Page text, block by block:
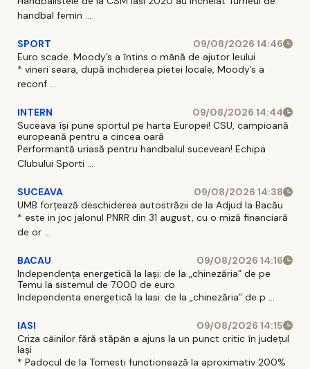
handbal femin ...
SPORT
09/08/2026 14:46
Euro scade. Moody’s a întins o mână de ajutor leului
* vineri seara, după inchiderea pietei locale, Moody’s a
reconf ...
INTERN
09/08/2026 14:44
Suceava își pune sportul pe harta Europei! CSU, campioană
europeană pentru a cincea oară
Performantă uriasă pentru handbalul sucevean! Echipa
Clubului Sporti ...
SUCEAVA
09/08/2026 14:38
UMB forțează deschiderea autostrăzii de la Adjud la Bacău
* este in joc jalonul PNRR din 31 august, cu o miză financiară
de or ...
BACAU
09/08/2026 14:16
Independența energetică la Iași: de la „chinezăria” de pe
Temu la sistemul de 7.000 de euro
Independenta energetică la Iasi: de la „chinezăria” de p ...
IASI
09/08/2026 14:15
Criza câinilor fără stăpân a ajuns la un punct critic în județul
Iași
* Padocul de la Tomesti functionează la aproximativ 200%